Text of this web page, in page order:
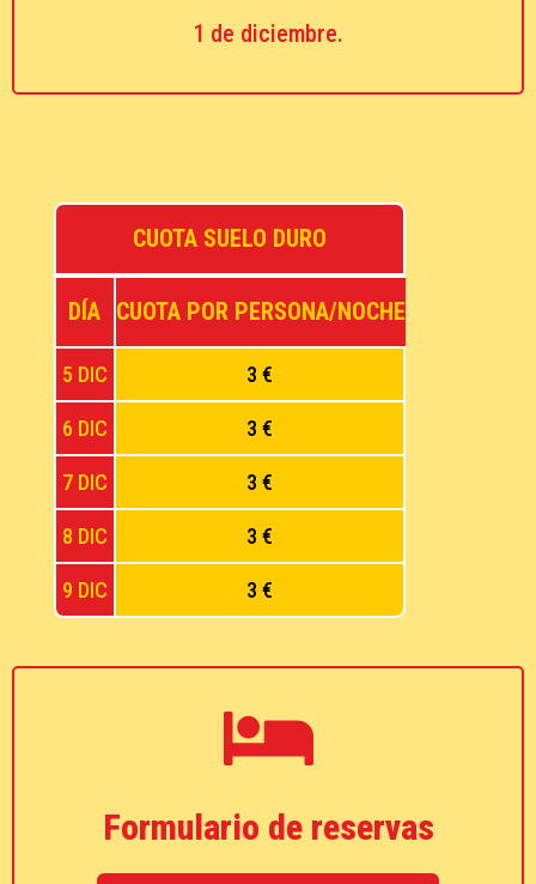
1 de diciembre.
CUOTA SUELO DURO
DÍA CUOTA POR PERSONA/NOCHE
5 DIC 3 €
6 DIC 3 €
7 DIC 3 €
8 DIC 3 €
9 DIC 3 €
Formulario de reservas